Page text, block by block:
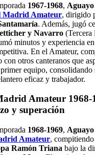
1967-1968, Aguayo
Madrid Amateur, dirigido
. Además, jugó
y Navarro
minutos y experiencia
En el Amateur,
con otros canteranos que
equipo, consolidando
eficaz y trabajador.
Amateur 1968-
y superación
1968-1969, Aguayo
Amateur,
Ramón Triana bajo la